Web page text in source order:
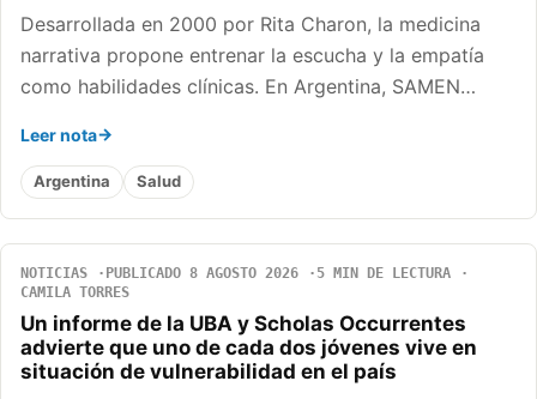
Desarrollada en 2000 por Rita Charon, la medicina
narrativa propone entrenar la escucha y la empatía
como habilidades clínicas. En Argentina, SAMEN…
Leer nota
Argentina Salud
NOTICIAS PUBLICADO 8 AGOSTO 2026
5 MIN DE LECTURA
CAMILA TORRES
Un informe de la UBA y Scholas Occurrentes
advierte que uno de cada dos jóvenes vive en
situación de vulnerabilidad en el país